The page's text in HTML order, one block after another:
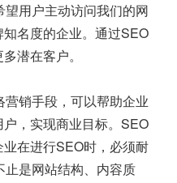
用户主动访问我们的网
名度的企业。通过SEO
潜在客户。
销手段，可以帮助企业
，实现商业目标。SEO
在进行SEO时，必须耐
是网站结构、内容质